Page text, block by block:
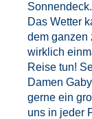
Das Wetter
dem ganzen
wirklich
Reise tun!
Damen
gerne ein
uns in jeder